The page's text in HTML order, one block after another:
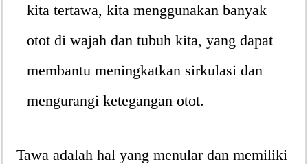
kita tertawa, kita menggunakan banyak
otot di wajah dan tubuh kita, yang dapat
membantu meningkatkan sirkulasi dan
mengurangi ketegangan otot.
Tawa adalah hal yang menular dan memiliki